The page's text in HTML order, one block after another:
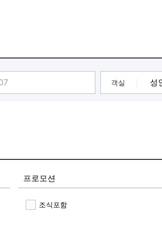
객실
프로모션
조식포함